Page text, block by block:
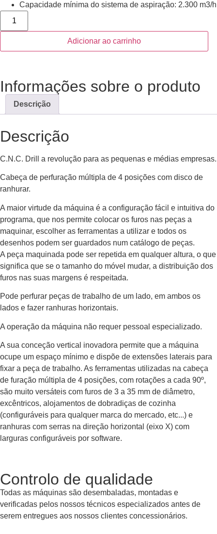
Capacidade mínima do sistema de aspiração: 2.300 m3/h
Adicionar ao carrinho
Informações sobre o produto
Descrição
Descrição
C.N.C. Drill a revolução para as pequenas e médias empresas.
Cabeça de perfuração múltipla de 4 posições com disco de
ranhurar.
A maior virtude da máquina é a configuração fácil e intuitiva do
programa, que nos permite colocar os furos nas peças a
maquinar, escolher as ferramentas a utilizar e todos os
desenhos podem ser guardados num catálogo de peças.
A peça maquinada pode ser repetida em qualquer altura, o que
significa que se o tamanho do móvel mudar, a distribuição dos
furos nas suas margens é respeitada.
Pode perfurar peças de trabalho de um lado, em ambos os
lados e fazer ranhuras horizontais.
A operação da máquina não requer pessoal especializado.
A sua conceção vertical inovadora permite que a máquina
ocupe um espaço mínimo e dispõe de extensões laterais para
fixar a peça de trabalho. As ferramentas utilizadas na cabeça
de furação múltipla de 4 posições, com rotações a cada 90º,
são muito versáteis com furos de 3 a 35 mm de diâmetro,
excêntricos, alojamentos de dobradiças de cozinha
(configuráveis para qualquer marca do mercado, etc...) e
ranhuras com serras na direção horizontal (eixo X) com
larguras configuráveis por software.
Controlo de qualidade
Todas as máquinas são desembaladas, montadas e
verificadas pelos nossos técnicos especializados antes de
serem entregues aos nossos clientes concessionários.